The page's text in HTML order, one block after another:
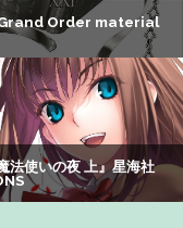
ュース
ベルのやらかしで
は『これ』の可能
かるけどライザは